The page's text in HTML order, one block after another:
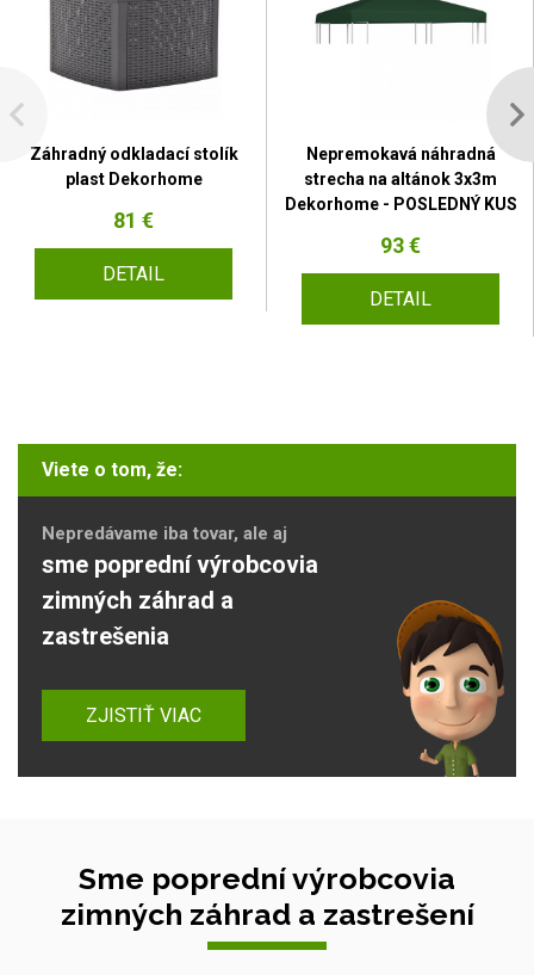
Záhradný odkladací stolík
plast Dekorhome
81 €
DETAIL
Nepremokavá náhradná
strecha na altánok 3x3m
Dekorhome - POSLEDNÝ KUS
93 €
DETAIL
Viete o tom, že:
Nepredávame iba tovar, ale aj
sme poprední výrobcovia
zimných záhrad a
zastrešenia
ZJISTIŤ VIAC
Sme poprední výrobcovia
zimných záhrad a zastrešení